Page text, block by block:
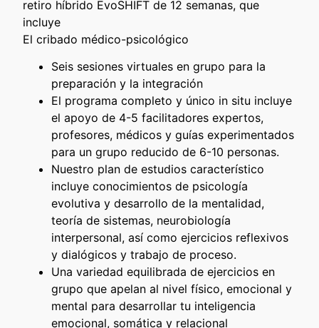
retiro híbrido EvoSHIFT de 12 semanas, que
incluye
El cribado médico-psicológico
Seis sesiones virtuales en grupo para la
preparación y la integración
El programa completo y único in situ incluye
el apoyo de 4-5 facilitadores expertos,
profesores, médicos y guías experimentados
para un grupo reducido de 6-10 personas.
Nuestro plan de estudios característico
incluye conocimientos de psicología
evolutiva y desarrollo de la mentalidad,
teoría de sistemas, neurobiología
interpersonal, así como ejercicios reflexivos
y dialógicos y trabajo de proceso.
Una variedad equilibrada de ejercicios en
grupo que apelan al nivel físico, emocional y
mental para desarrollar tu inteligencia
emocional, somática y relacional